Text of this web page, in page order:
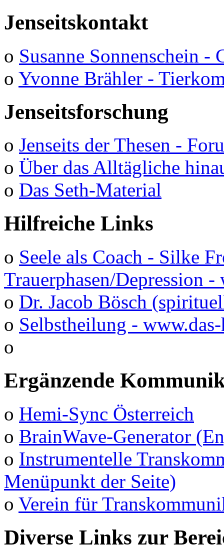
Jenseitskontakt
o Susanne Sonnenschein -
o Yvonne Brähler -
Jenseitsforschung
o Jenseits der Thesen -
o Über das Alltägliche
o Das Seth-Material
Hilfreiche Links
o Seele als Coach - Silke
Trauerphasen/Depression
o Dr. Jacob Bösch
o Selbstheilung -
o
Ergänzende
o Hemi-Sync Österreich
o BrainWave-Generator
o Instrumentelle
Menüpunkt der Seite)
o Verein für
Diverse Links zur